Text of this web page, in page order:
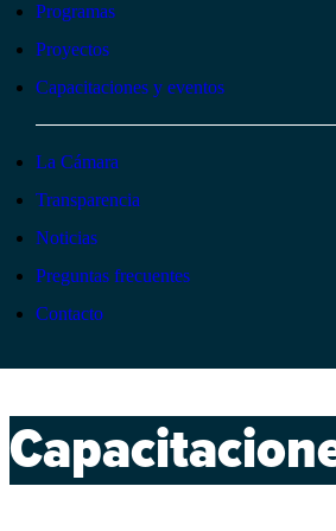
Programas
Proyectos
Capacitaciones y eventos
La Cámara
Transparencia
Noticias
Preguntas frecuentes
Contacto